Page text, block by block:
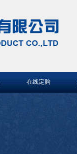
在线定购